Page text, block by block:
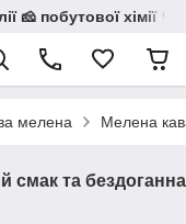
🧀 побутової хімії 🧼
мелена Мелена
смак та бездоганна